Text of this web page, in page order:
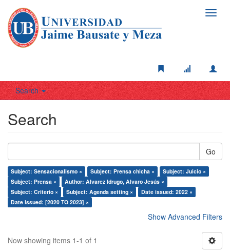
Search
Search
Go
Subject: Sensacionalismo × Subject: Prensa chicha ×
Subject: Juicio ×
Subject: Prensa ×
Author: Alvarez Idrugo, Alvaro Jesús ×
Subject: Criterio ×
Subject: Agenda setting ×
Date issued: 2022 ×
Date issued: [2020 TO 2023] ×
Show Advanced Filters
Now showing items 1-1 of 1